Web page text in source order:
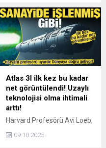
Atlas 3I ilk kez bu kadar
net görüntülendi! Uzaylı
teknolojisi olma ihtimali
arttı!
Harvard Profesörü Avi Loeb,
3I/ATLAS’ın doğal
09.10.2025